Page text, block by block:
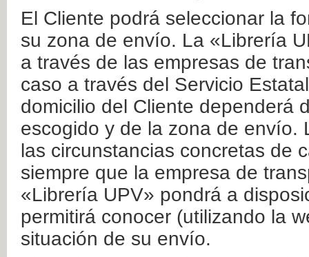
El Cliente podrá seleccionar la
su zona de envío. La «Librería
a través de las empresas de
caso a través del Servicio
domicilio del Cliente dependerá
escogido y de la zona de envío.
las circunstancias concretas de
siempre que la empresa de
«Librería UPV» pondrá a
permitirá conocer (utilizando la
situación de su envío.